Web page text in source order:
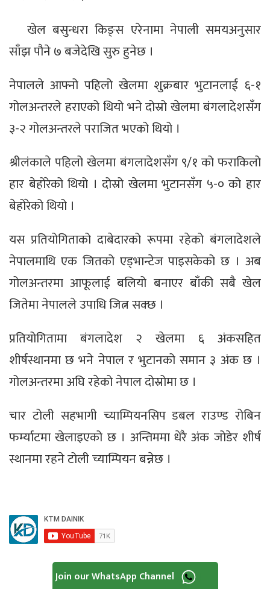
खेल बसुन्धरा किङ्स एरेनामा नेपाली समयअनुसार
साँझ पौने ७ बजेदेखि सुरु हुनेछ ।
नेपालले आफ्नो पहिलो खेलमा शुक्रबार भुटानलाई ६-१
गोलअन्तरले हराएको थियो भने दोस्रो खेलमा बंगलादेशसँग
३-२ गोलअन्तरले पराजित भएको थियो ।
श्रीलंकाले पहिलो खेलमा बंगलादेशसँग ९/१ को फराकिलो
हार बेहोरेको थियो । दोस्रो खेलमा भुटानसँग ५-० को हार
बेहोरेको थियो ।
यस प्रतियोगिताको दाबेदारको रूपमा रहेको बंगलादेशले
नेपालमाथि एक जितको एड्भान्टेज पाइसकेको छ । अब
गोलअन्तरमा आफूलाई बलियो बनाएर बाँकी सबै खेल
जितेमा नेपालले उपाधि जित्न सक्छ ।
प्रतियोगितामा बंगलादेश २ खेलमा ६ अंकसहित
शीर्षस्थानमा छ भने नेपाल र भुटानको समान ३ अंक छ ।
गोलअन्तरमा अघि रहेको नेपाल दोस्रोमा छ ।
चार टोली सहभागी च्याम्पियनसिप डबल राउण्ड रोबिन
फर्म्याटमा खेलाइएको छ । अन्तिममा धेरै अंक जोडेर शीर्ष
स्थानमा रहने टोली च्याम्पियन बन्नेछ ।
Join our WhatsApp Channel